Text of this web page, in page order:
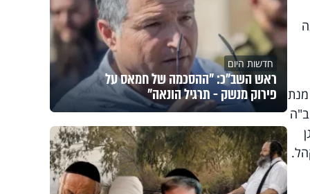
מנת
ב"ה
חדשות היום
ראש השב"כ: "ההסכמה של חמאס על
פירוק מנשק - תרגיל הונאה"